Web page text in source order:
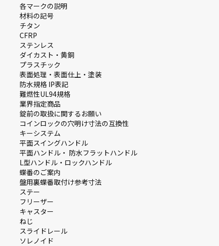
各マークの説明
材料の記号
チタン
CFRP
ステンレス
ダイカスト・⻩銅
プラスチック
表面処理・表面仕上・塗装
防⽔規格 IP表記
難燃性UL94規格
業界指定商品
錠前の取扱に関するお願い
コインロックの⽳明け⼨法の互換性
キーシステム
平⾯スイングハンドル
平⾯ハンドル・ 防⽔フラットハンドル
L型ハンドル・ロックハンドル
蝶番のご案内
盤⽤裏蝶番取付け参考⼨法
ステー
フリーザー
キャスター
ねじ
スライドレール
ソレノイド